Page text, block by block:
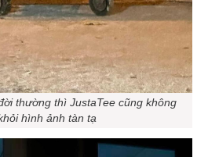
thường thì JustaTee cũng không
hình ảnh tàn tạ